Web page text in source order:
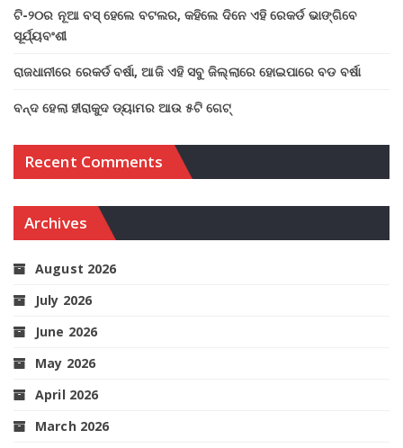
ଟି-୨୦ର ନୂଆ ବସ୍ ହେଲେ ବଟଲର, କହିଲେ ଦିନେ ଏହି ରେକର୍ଡ ଭାଙ୍ଗିବେ
ସୂର୍ଯ୍ୟବଂଶୀ
ରାଜଧାନୀରେ ରେକର୍ଡ ବର୍ଷା, ଆଜି ଏହି ସବୁ ଜିଲ୍ଲାରେ ହୋଇପାରେ ବଡ ବର୍ଷା
ବନ୍ଦ ହେଲା ହୀରାକୁଦ ଡ୍ୟାମର ଆଉ ୫ଟି ଗେଟ୍
Recent Comments
Archives
August 2026
July 2026
June 2026
May 2026
April 2026
March 2026